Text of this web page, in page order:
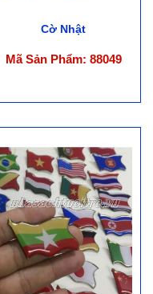
Cờ Nhật
Mã Sản Phẩm: 88049